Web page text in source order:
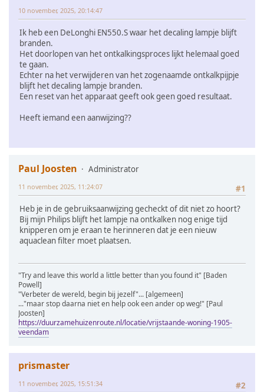
10 november, 2025, 20:14:47
Ik heb een DeLonghi EN550.S waar het decaling lampje blijft
branden.
Het doorlopen van het ontkalkingsproces lijkt helemaal goed
te gaan.
Echter na het verwijderen van het zogenaamde ontkalkpijpje
blijft het decaling lampje branden.
Een reset van het apparaat geeft ook geen goed resultaat.
Heeft iemand een aanwijzing??
Paul Joosten
Administrator
#1
11 november, 2025, 11:24:07
Heb je in de gebruiksaanwijzing gecheckt of dit niet zo hoort?
Bij mijn Philips blijft het lampje na ontkalken nog enige tijd
knipperen om je eraan te herinneren dat je een nieuw
aquaclean filter moet plaatsen.
"Try and leave this world a little better than you found it" [Baden
Powell]
"Verbeter de wereld, begin bij jezelf"... [algemeen]
..."maar stop daarna niet en help ook een ander op weg!" [Paul
Joosten]
https://duurzamehuizenroute.nl/locatie/vrijstaande-woning-1905-
veendam
prismaster
#2
11 november, 2025, 15:51:34